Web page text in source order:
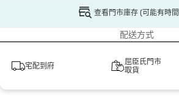
查看門市庫存 (可能有時
配送方式
宅配到府
屈臣氏門市
取貨